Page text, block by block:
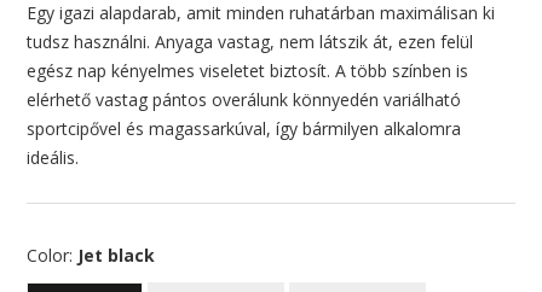
Egy igazi alapdarab, amit minden ruhatárban maximálisan ki
tudsz használni. Anyaga vastag, nem látszik át, ezen felül
egész nap kényelmes viseletet biztosít. A több színben is
elérhető vastag pántos overálunk könnyedén variálható
sportcipővel és magassarkúval, így bármilyen alkalomra
ideális.
Color: Jet black